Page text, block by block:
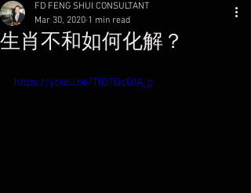
生肖不和如何化解？
FD FENG SHUI CONSULTANT
Mar 30, 2020 1 min read
https://youtu.be/TlDTQcQfA_g